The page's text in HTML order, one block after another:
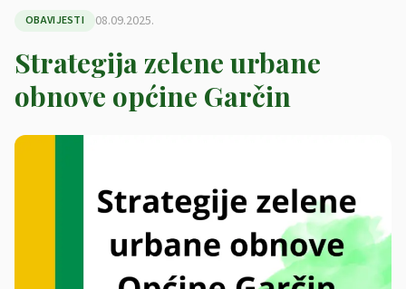
OBAVIJESTI 08.09.2025.
Strategija zelene urbane
obnove općine Garčin